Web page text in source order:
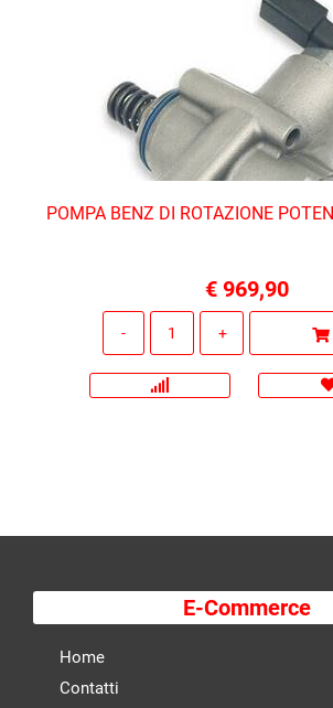
POMPA BENZ DI ROTAZIONE
€ 969,90
E-Commerce
Home
Contatti